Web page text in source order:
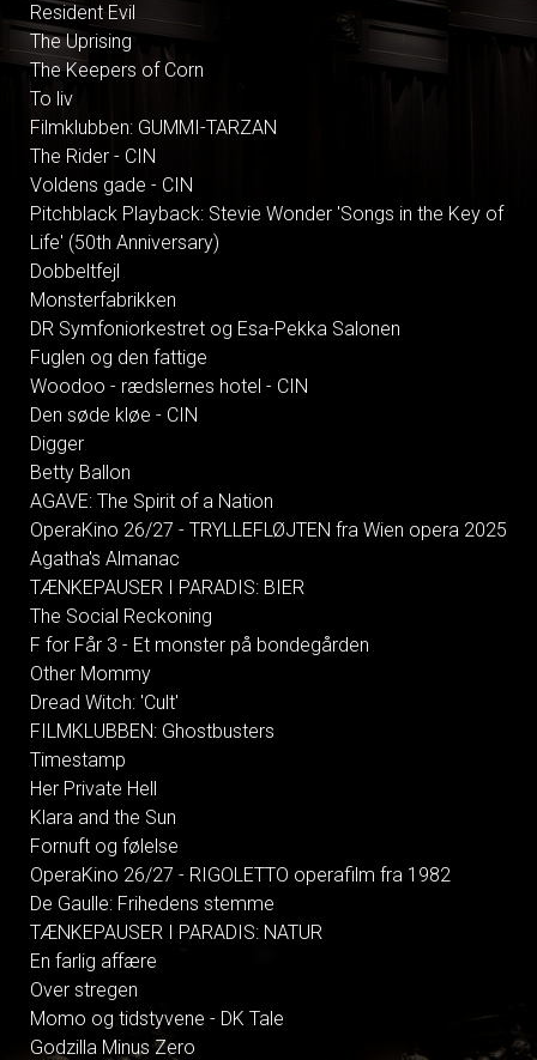
Resident Evil
The Uprising
The Keepers of Corn
To liv
Filmklubben: GUMMI-TARZAN
The Rider - CIN
Voldens gade - CIN
Pitchblack Playback: Stevie Wonder 'Songs in the Key of
Life' (50th Anniversary)
Dobbeltfejl
Monsterfabrikken
DR Symfoniorkestret og Esa-Pekka Salonen
Fuglen og den fattige
Woodoo - rædslernes hotel - CIN
Den søde kløe - CIN
Digger
Betty Ballon
AGAVE: The Spirit of a Nation
OperaKino 26/27 - TRYLLEFLØJTEN fra Wien opera 2025
Agatha's Almanac
TÆNKEPAUSER I PARADIS: BIER
The Social Reckoning
F for Får 3 - Et monster på bondegården
Other Mommy
Dread Witch: 'Cult'
FILMKLUBBEN: Ghostbusters
Timestamp
Her Private Hell
Klara and the Sun
Fornuft og følelse
OperaKino 26/27 - RIGOLETTO operafilm fra 1982
De Gaulle: Frihedens stemme
TÆNKEPAUSER I PARADIS: NATUR
En farlig affære
Over stregen
Momo og tidstyvene - DK Tale
Godzilla Minus Zero